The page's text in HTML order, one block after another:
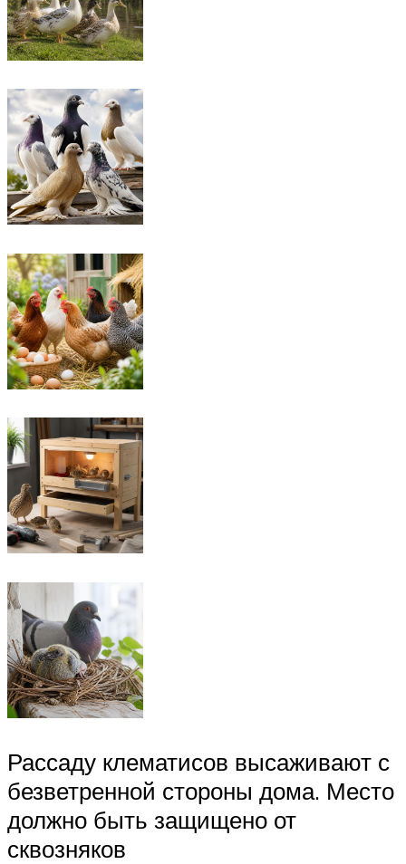
Рассаду клематисов высаживают с
безветренной стороны дома. Место
должно быть защищено от
сквозняков